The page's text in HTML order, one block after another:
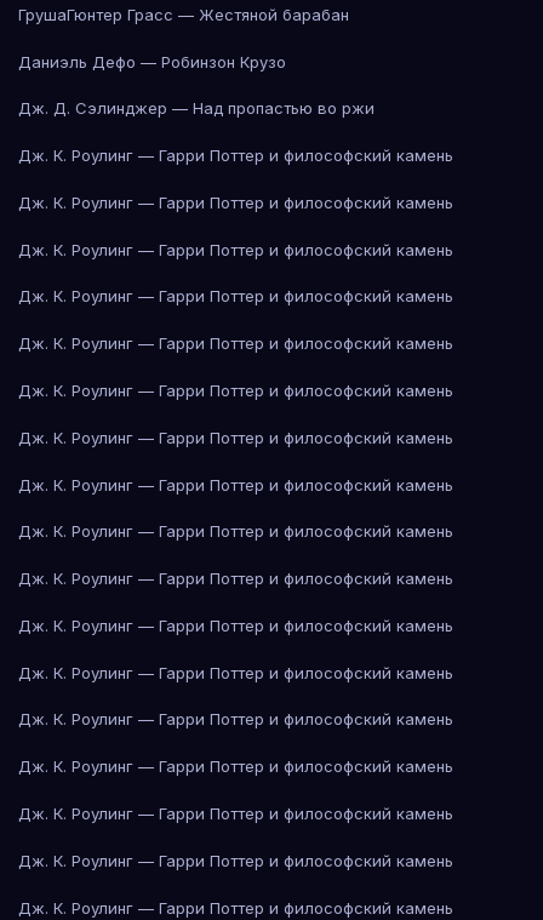
ГрушаГюнтер Грасс — Жестяной барабан
Даниэль Дефо — Робинзон Крузо
Дж. Д. Сэлинджер — Над пропастью во ржи
Дж. К. Роулинг — Гарри Поттер и философский камень
Дж. К. Роулинг — Гарри Поттер и философский камень
Дж. К. Роулинг — Гарри Поттер и философский камень
Дж. К. Роулинг — Гарри Поттер и философский камень
Дж. К. Роулинг — Гарри Поттер и философский камень
Дж. К. Роулинг — Гарри Поттер и философский камень
Дж. К. Роулинг — Гарри Поттер и философский камень
Дж. К. Роулинг — Гарри Поттер и философский камень
Дж. К. Роулинг — Гарри Поттер и философский камень
Дж. К. Роулинг — Гарри Поттер и философский камень
Дж. К. Роулинг — Гарри Поттер и философский камень
Дж. К. Роулинг — Гарри Поттер и философский камень
Дж. К. Роулинг — Гарри Поттер и философский камень
Дж. К. Роулинг — Гарри Поттер и философский камень
Дж. К. Роулинг — Гарри Поттер и философский камень
Дж. К. Роулинг — Гарри Поттер и философский камень
Дж. К. Роулинг — Гарри Поттер и философский камень